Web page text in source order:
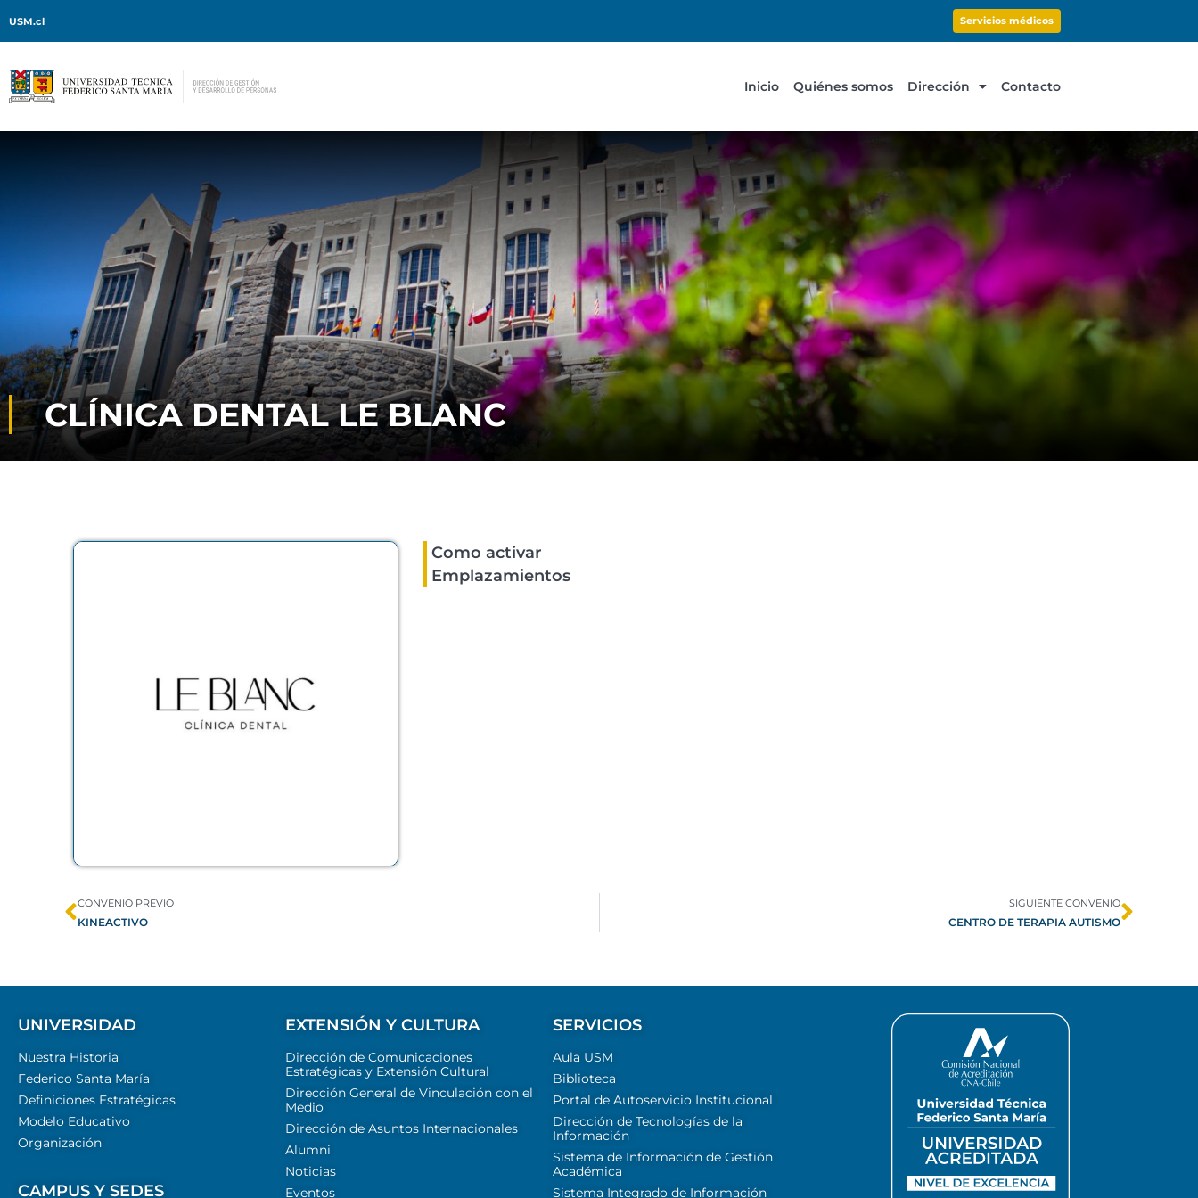
USM.cl Servicios médicos
Inicio Quiénes somos Dirección Contacto
CLÍNICA DENTAL LE BLANC
Como activar
Emplazamientos
CONVENIO PREVIO
KINEACTIVO
SIGUIENTE CONVENIO
CENTRO DE TERAPIA AUTISMO
UNIVERSIDAD
Nuestra Historia
Federico Santa María
Definiciones Estratégicas
Modelo Educativo
Organización
CAMPUS Y SEDES
EXTENSIÓN Y CULTURA
Dirección de Comunicaciones
Estratégicas y Extensión Cultural
Dirección General de Vinculación con el
Medio
Dirección de Asuntos Internacionales
Alumni
Noticias
Eventos
SERVICIOS
Aula USM
Biblioteca
Portal de Autoservicio Institucional
Dirección de Tecnologías de la
Información
Sistema de Información de Gestión
Académica
Sistema Integrado de Información